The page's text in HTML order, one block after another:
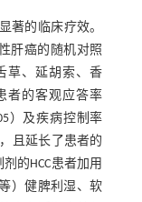
著的临床疗效。
肝癌的随机对照
草、延胡索、香
者的客观应答率
）及疾病控制率
且延长了患者的
的HCC患者加用
）健脾利湿、软